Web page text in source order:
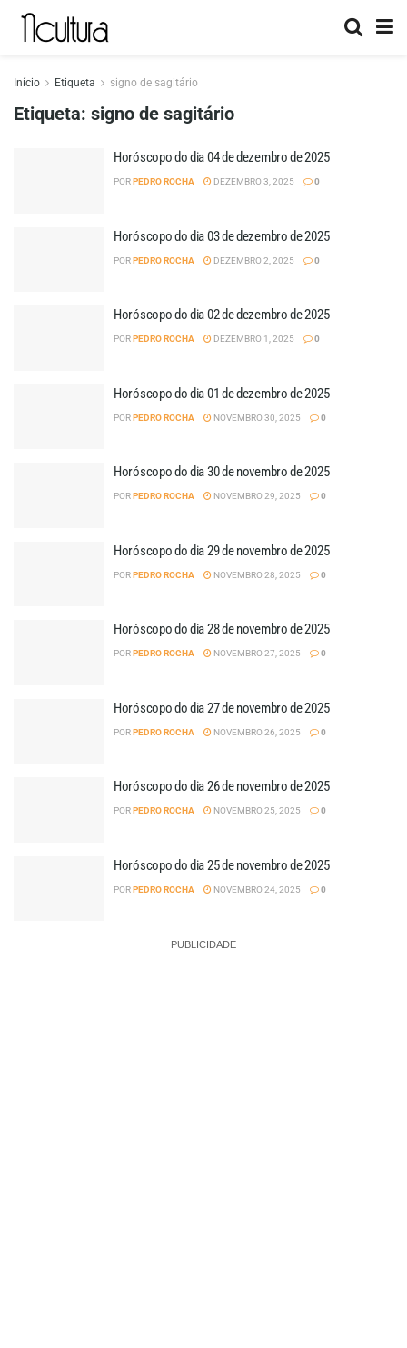
Início Etiqueta signo de sagitário
Etiqueta: signo de sagitário
Horóscopo do dia 04 de dezembro de 2025
PORPEDRO ROCHA DEZEMBRO 3, 2025 0
Horóscopo do dia 03 de dezembro de 2025
PORPEDRO ROCHA DEZEMBRO 2, 2025 0
Horóscopo do dia 02 de dezembro de 2025
PORPEDRO ROCHA DEZEMBRO 1, 2025 0
Horóscopo do dia 01 de dezembro de 2025
PORPEDRO ROCHA NOVEMBRO 30, 2025 0
Horóscopo do dia 30 de novembro de 2025
PORPEDRO ROCHA NOVEMBRO 29, 2025 0
Horóscopo do dia 29 de novembro de 2025
PORPEDRO ROCHA NOVEMBRO 28, 2025 0
Horóscopo do dia 28 de novembro de 2025
PORPEDRO ROCHA NOVEMBRO 27, 2025 0
Horóscopo do dia 27 de novembro de 2025
PORPEDRO ROCHA NOVEMBRO 26, 2025 0
Horóscopo do dia 26 de novembro de 2025
PORPEDRO ROCHA NOVEMBRO 25, 2025 0
Horóscopo do dia 25 de novembro de 2025
PORPEDRO ROCHA NOVEMBRO 24, 2025 0
PUBLICIDADE